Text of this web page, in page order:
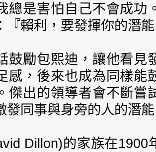
總是害怕自己不會成功
『賴利，要發揮你的潛
鼓勵包熙迪，讓他看見
感，後來也成為同樣能
傑出的領導者會不斷嘗
發同事與身旁的人的潛
Dillon)的家族在1900